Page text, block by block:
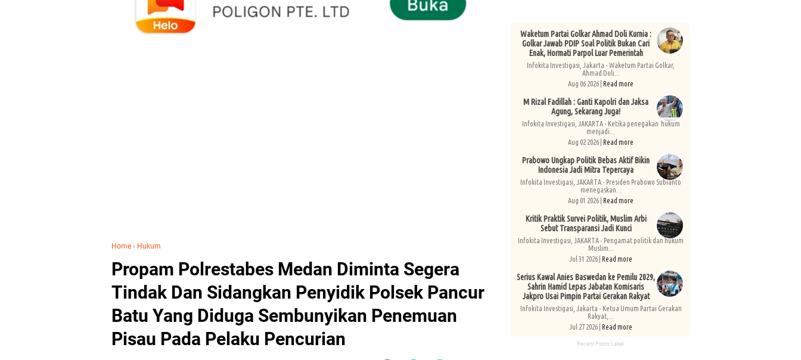
Home › Hukum
Propam Polrestabes Medan Diminta Segera
Tindak Dan Sidangkan Penyidik Polsek Pancur
Batu Yang Diduga Sembunyikan Penemuan
Pisau Pada Pelaku Pencurian
Waketum Partai Golkar Ahmad Doli Kurnia :
Golkar Jawab PDIP Soal Politik Bukan Cari
Enak, Hormati Parpol Luar Pemerintah
Infokita Investigasi, Jakarta - Waketum Partai Golkar,
Ahmad Doli...
Aug 06 2026 | Read more
M Rizal Fadillah : Ganti Kapolri dan Jaksa
Agung, Sekarang Juga!
Infokita Investigasi, JAKARTA - Ketika penegakan hukum
menjadi...
Aug 02 2026 | Read more
Prabowo Ungkap Politik Bebas Aktif Bikin
Indonesia Jadi Mitra Tepercaya
Infokita Investigasi, JAKARTA - Presiden Prabowo Subianto
menegaskan...
Aug 01 2026 | Read more
Kritik Praktik Survei Politik, Muslim Arbi
Sebut Transparansi Jadi Kunci
Infokita Investigasi, JAKARTA - Pengamat politik dan hukum
Muslim...
Jul 31 2026 | Read more
Serius Kawal Anies Baswedan ke Pemilu 2029,
Sahrin Hamid Lepas Jabatan Komisaris
Jakpro Usai Pimpin Partai Gerakan Rakyat
Infokita Investigasi, Jakarta - Ketua Umum Partai Gerakan
Rakyat,...
Jul 27 2026 | Read more
Recent Posts Label